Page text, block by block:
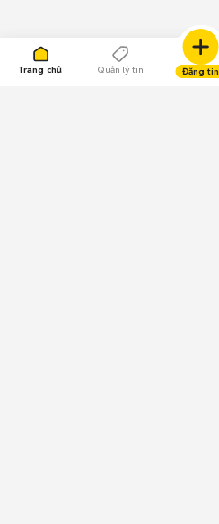
Trang chủ Quản lý tin Đăng tin